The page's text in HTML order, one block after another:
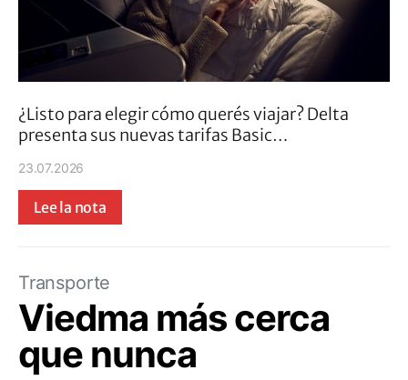
¿Listo para elegir cómo querés viajar? Delta
presenta sus nuevas tarifas Basic…
23.07.2026
Lee la nota
Transporte
Viedma más cerca
que nunca